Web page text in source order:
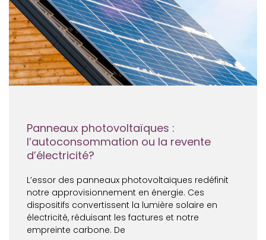
Panneaux photovoltaïques :
l’autoconsommation ou la revente
d’électricité?
L’essor des panneaux photovoltaïques redéfinit
notre approvisionnement en énergie. Ces
dispositifs convertissent la lumière solaire en
électricité, réduisant les factures et notre
empreinte carbone. De